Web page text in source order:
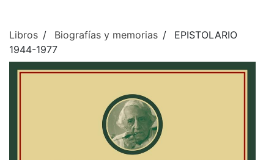
Libros Biografías y memorias
EPISTOLARIO
1944-1977